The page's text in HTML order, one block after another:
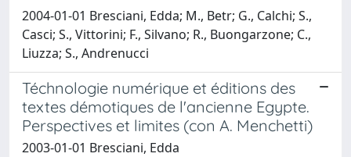
2004-01-01 Bresciani, Edda; M., Betr; G., Calchi; S.,
Casci; S., Vittorini; F., Silvano; R., Buongarzone; C.,
Liuzza; S., Andrenucci
Téchnologie numérique et éditions des
textes démotiques de l'ancienne Egypte.
Perspectives et limites (con A. Menchetti)
2003-01-01 Bresciani, Edda